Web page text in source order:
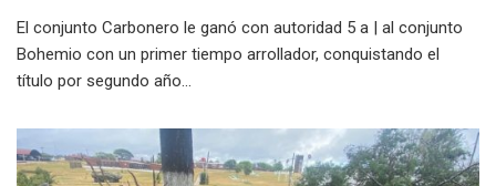
El conjunto Carbonero le ganó con autoridad 5 a | al conjunto
Bohemio con un primer tiempo arrollador, conquistando el
título por segundo año...